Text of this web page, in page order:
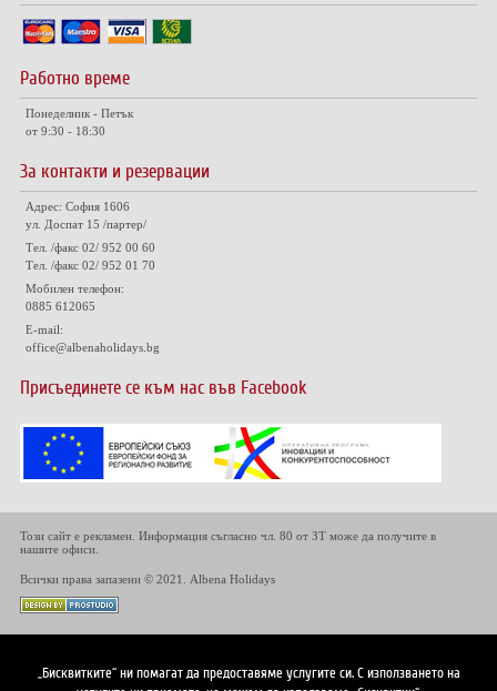
Работно време
Понеделник - Петък
от 9:30 - 18:30
За контакти и резервации
Адрес: София 1606
ул. Доспат 15 /партер/
Тел. /факс 02/ 952 00 60
Тел. /факс 02/ 952 01 70
Мобилен телефон:
0885 612065
E-mail:
office@albenaholidays.bg
Присъединете се към нас във Facebook
Този сайт е рекламен. Информация съгласно чл. 80 от ЗТ може да получите в
нашите офиси.
Всички права запазени © 2021. Albena Holidays
„Бисквитките“ ни помагат да предоставяме услугите си. С използването на